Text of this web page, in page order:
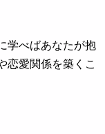
学べばあなたが抱
恋愛関係を築くこ